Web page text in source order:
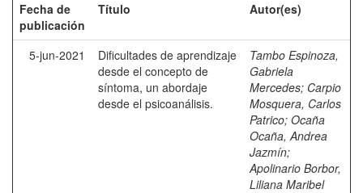
Fecha de
publicación
Título Autor(es)
5-jun-2021
Dificultades de aprendizaje
desde el concepto de
síntoma, un abordaje
desde el psicoanálisis.
Tambo Espinoza,
Gabriela
Mercedes; Carpio
Mosquera, Carlos
Patrico; Ocaña
Ocaña, Andrea
Jazmín;
Apolinario Borbor,
Liliana Maribel